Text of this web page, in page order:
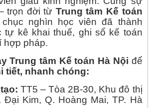
trọn đời từ Trung tâm Kế toán
nghìn học viên đã thành
tự kê khai thuế, ghi sổ kế toán
hợp pháp.
Trung tâm Kế toán Hà Nội để
tiết, nhanh chóng:
TT5 – Tòa 2B-30, Khu đô thị
Đại Kim, Q. Hoàng Mai, TP. Hà